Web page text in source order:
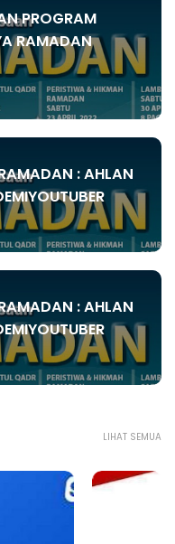
PROGRAM
RAMADAN
: AHLAN
: AHLAN
LIHAT SEMUA